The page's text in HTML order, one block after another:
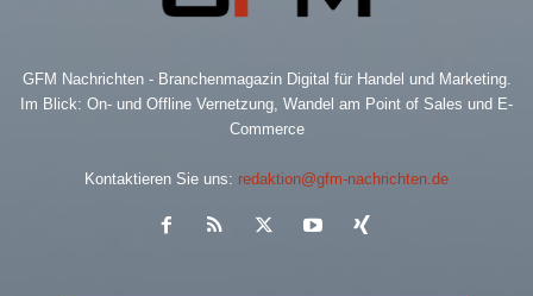
GFM Nachrichten - Branchenmagazin Digital für Handel und Marketing.
Im Blick: On- und Offline Vernetzung, Wandel am Point of Sales und E-
Commerce
Kontaktieren Sie uns: redaktion@gfm-nachrichten.de